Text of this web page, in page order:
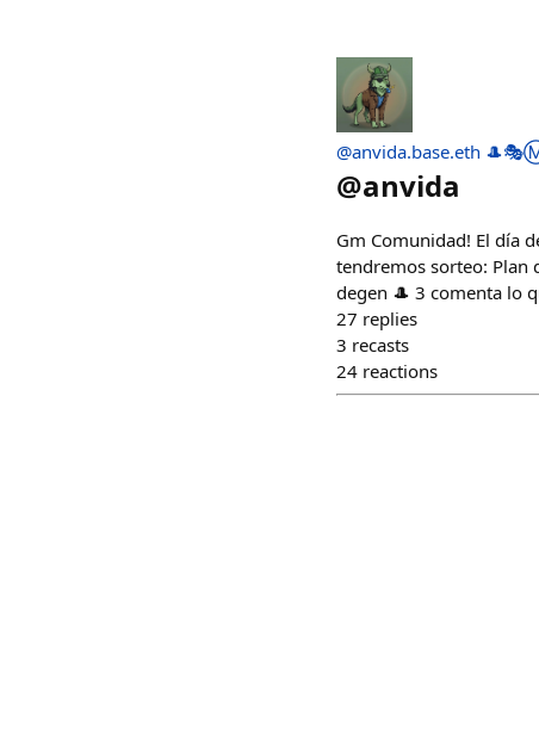
@anvida.base.eth
@anvida
Gm Comunidad! El día
tendremos sorteo: Plan
degen 🎩 3 comenta lo
27 replies
3 recasts
24 reactions